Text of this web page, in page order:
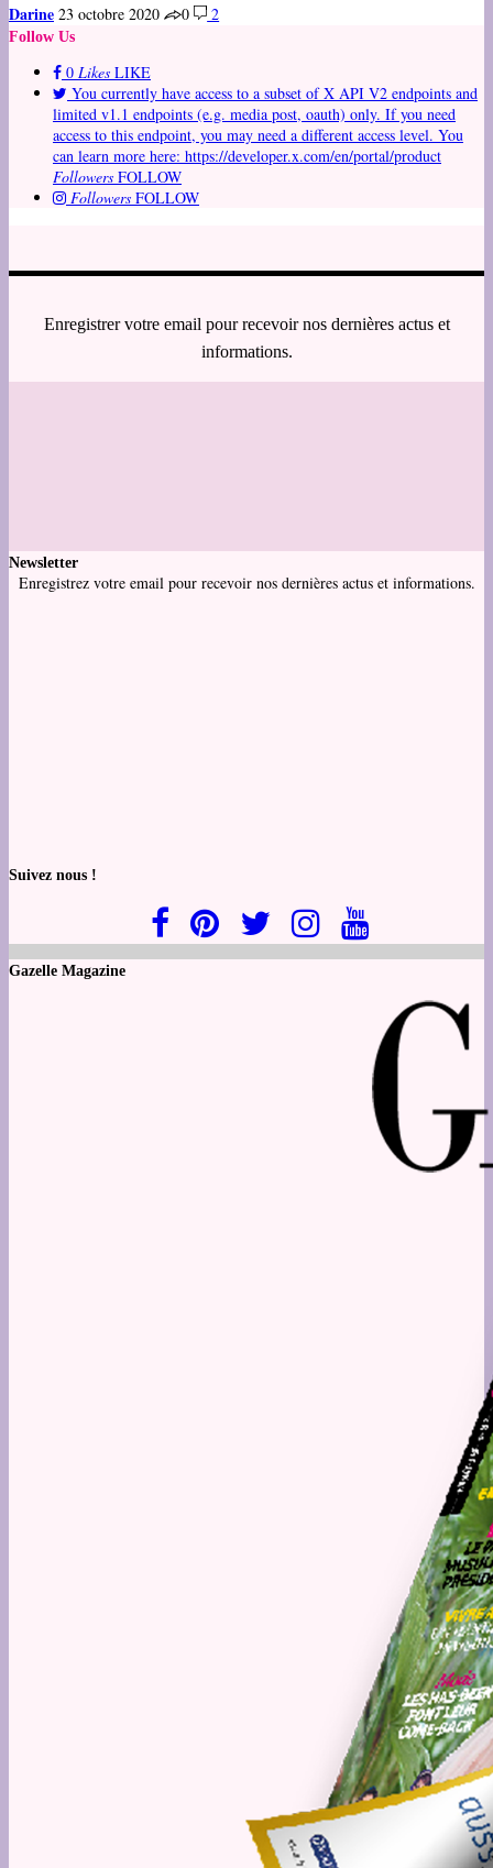
Darine 23 octobre 2020 0 2
Follow Us
0 Likes LIKE
You currently have access to a subset of X API V2 endpoints and
limited v1.1 endpoints (e.g. media post, oauth) only. If you need
access to this endpoint, you may need a different access level. You
can learn more here: https://developer.x.com/en/portal/product
Followers FOLLOW
Followers FOLLOW
Enregistrer votre email pour recevoir nos dernières actus et
informations.
Newsletter
Enregistrez votre email pour recevoir nos dernières actus et informations.
Suivez nous !
Gazelle Magazine